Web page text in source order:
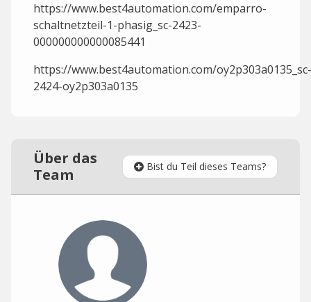
https://www.best4automation.com/emparro-
schaltnetzteil-1-phasig_sc-2423-
000000000000085441
https://www.best4automation.com/oy2p303a0135_sc-
2424-oy2p303a0135
Über das
Team
Bist du Teil dieses Teams?